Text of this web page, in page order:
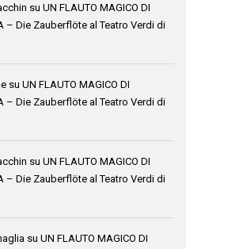
su UN FLAUTO MAGICO DI
– Die Zauberflöte al Teatro Verdi di
su UN FLAUTO MAGICO DI
– Die Zauberflöte al Teatro Verdi di
su UN FLAUTO MAGICO DI
– Die Zauberflöte al Teatro Verdi di
su UN FLAUTO MAGICO DI